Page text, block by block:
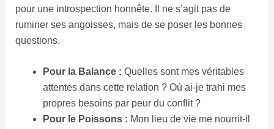
pour une introspection honnête. Il ne s’agit pas de
ruminer ses angoisses, mais de se poser les bonnes
questions.
Pour la Balance : Quelles sont mes véritables
attentes dans cette relation ? Où ai-je trahi mes
propres besoins par peur du conflit ?
Pour le Poissons : Mon lieu de vie me nourrit-il